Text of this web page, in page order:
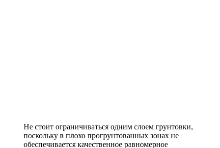
Не стоит ограничиваться одним слоем грунтовки,
поскольку в плохо прогрунтованных зонах не
обеспечивается качественное равномерное